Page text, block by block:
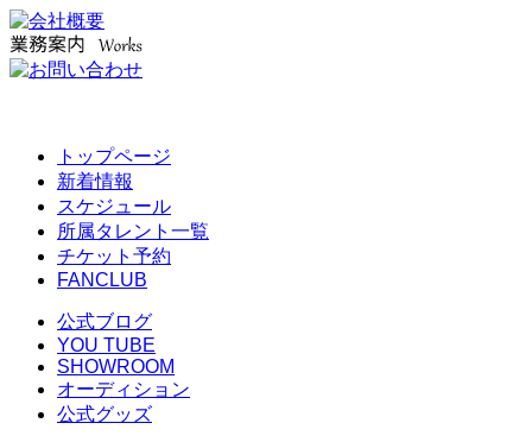
トップページ
新着情報
スケジュール
所属タレント一覧
チケット予約
FANCLUB
公式ブログ
YOU TUBE
SHOWROOM
オーディション
公式グッズ